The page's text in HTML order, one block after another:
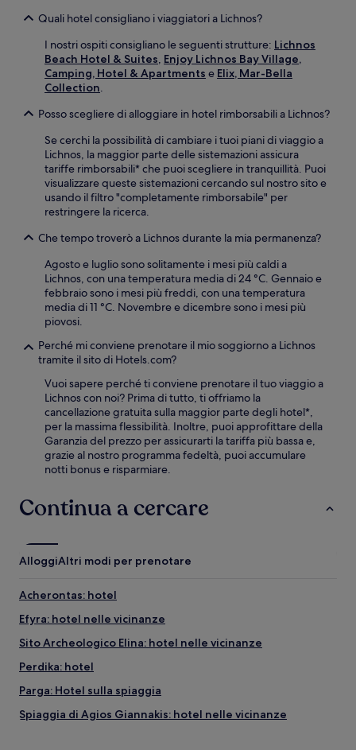
Quali hotel consigliano i viaggiatori a Lichnos?
I nostri ospiti consigliano le seguenti strutture: Lichnos
Beach Hotel & Suites, Enjoy Lichnos Bay Village,
Camping, Hotel & Apartments e Elix, Mar-Bella
Collection.
Posso scegliere di alloggiare in hotel rimborsabili a Lichnos?
Se cerchi la possibilità di cambiare i tuoi piani di viaggio a
Lichnos, la maggior parte delle sistemazioni assicura
tariffe rimborsabili* che puoi scegliere in tranquillità. Puoi
visualizzare queste sistemazioni cercando sul nostro sito e
usando il filtro "completamente rimborsabile" per
restringere la ricerca.
Che tempo troverò a Lichnos durante la mia permanenza?
Agosto e luglio sono solitamente i mesi più caldi a
Lichnos, con una temperatura media di 24 °C. Gennaio e
febbraio sono i mesi più freddi, con una temperatura
media di 11 °C. Novembre e dicembre sono i mesi più
piovosi.
Perché mi conviene prenotare il mio soggiorno a Lichnos
tramite il sito di Hotels.com?
Vuoi sapere perché ti conviene prenotare il tuo viaggio a
Lichnos con noi? Prima di tutto, ti offriamo la
cancellazione gratuita sulla maggior parte degli hotel*,
per la massima flessibilità. Inoltre, puoi approfittare della
Garanzia del prezzo per assicurarti la tariffa più bassa e,
grazie al nostro programma fedeltà, puoi accumulare
notti bonus e risparmiare.
Continua a cercare
AlloggiAltri modi per prenotare
Acherontas: hotel
Efyra: hotel nelle vicinanze
Sito Archeologico Elina: hotel nelle vicinanze
Perdika: hotel
Parga: Hotel sulla spiaggia
Spiaggia di Agios Giannakis: hotel nelle vicinanze